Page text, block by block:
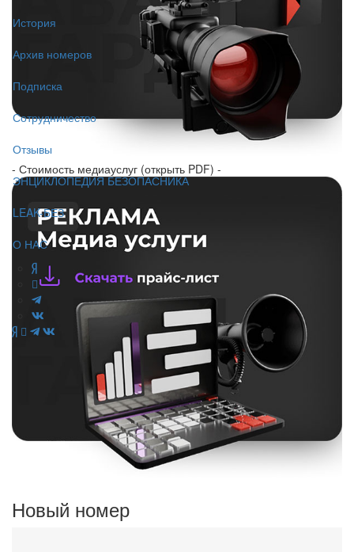
История
Архив номеров
Подписка
Сотрудничество
Отзывы
ЭНЦИКЛОПЕДИЯ БЕЗОПАСНИКА
LEAK-БЕЗ
О НАС
- Стоимость медиауслуг (открыть PDF) -
Новый номер